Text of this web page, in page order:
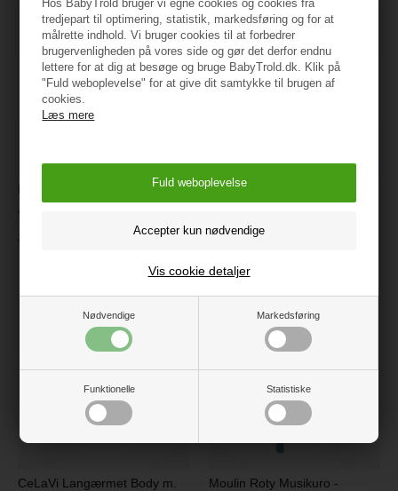
Hos BabyTrold bruger vi egne cookies og cookies fra
tredjepart til optimering, statistik, markedsføring og for at
målrette indhold. Vi bruger cookies til at forbedrer
brugervenligheden på vores side og gør det derfor endnu
lettere for at dig at besøge og bruge BabyTrold.dk. Klik på
"Fuld weboplevelse" for at give dit samtykke til brugen af
cookies.
Læs mere
Nødvendige Markedsføring
Funktionelle Statistiske
Vis cookie detaljer
Markland Pure Musselin
Junior sengetøj 100x140, Grå
BabyTrold Jerseylagen
Hvid
CeLaVi Langærmet Body m.
Moulin Roty Musikuro -